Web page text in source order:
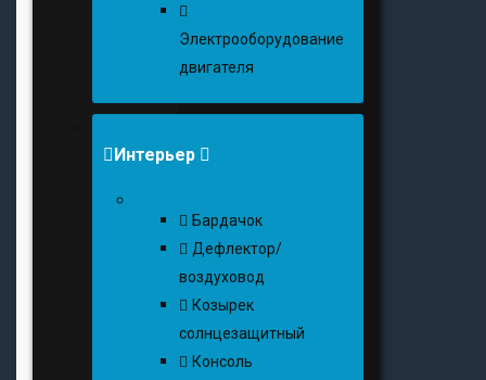
Электрооборудование
двигателя
Интерьер
Бардачок
Дефлектор/
воздуховод
Козырек
солнцезащитный
Консоль